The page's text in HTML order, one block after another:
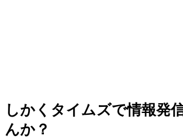
しかくタイムズで情報発
んか？